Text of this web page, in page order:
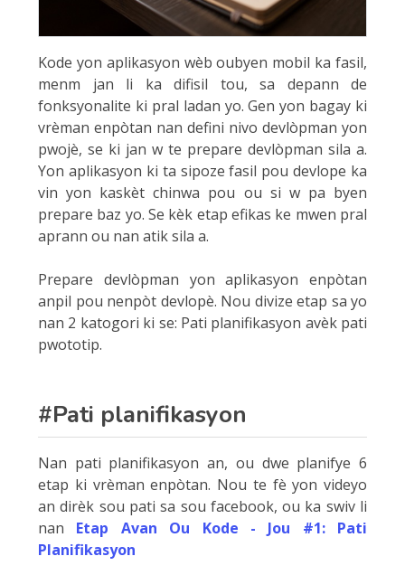
Kode yon aplikasyon wèb oubyen mobil ka fasil,
menm jan li ka difisil tou, sa depann de
fonksyonalite ki pral ladan yo. Gen yon bagay ki
vrèman enpòtan nan defini nivo devlòpman yon
pwojè, se ki jan w te prepare devlòpman sila a.
Yon aplikasyon ki ta sipoze fasil pou devlope ka
vin yon kaskèt chinwa pou ou si w pa byen
prepare baz yo. Se kèk etap efikas ke mwen pral
aprann ou nan atik sila a.
Prepare devlòpman yon aplikasyon enpòtan
anpil pou nenpòt devlopè. Nou divize etap sa yo
nan 2 katogori ki se: Pati planifikasyon avèk pati
pwototip.
#Pati planifikasyon
Nan pati planifikasyon an, ou dwe planifye 6
etap ki vrèman enpòtan. Nou te fè yon videyo
an dirèk sou pati sa sou facebook, ou ka swiv li
nan Etap Avan Ou Kode - Jou #1: Pati
Planifikasyon